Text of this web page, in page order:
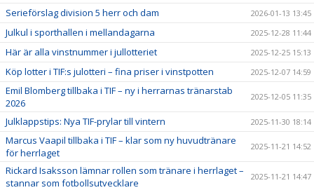
Serieförslag division 5 herr och dam 2026-01-13 13:45
Julkul i sporthallen i mellandagarna 2025-12-28 11:44
Här är alla vinstnummer i jullotteriet 2025-12-25 15:13
Köp lotter i TIF:s julotteri – fina priser i vinstpotten 2025-12-07 14:59
Emil Blomberg tillbaka i TIF – ny i herrarnas tränarstab
2026
2025-12-05 11:35
Julklappstips: Nya TIF-prylar till vintern 2025-11-30 18:14
Marcus Vaapil tillbaka i TIF – klar som ny huvudtränare
för herrlaget
2025-11-21 14:52
Rickard Isaksson lämnar rollen som tränare i herrlaget –
stannar som fotbollsutvecklare
2025-11-21 14:47